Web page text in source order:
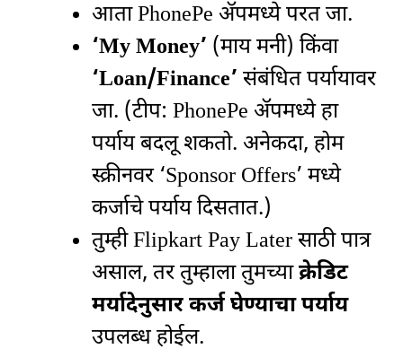
आता PhonePe ॲपमध्ये परत जा.
‘My Money’ (माय मनी) किंवा
‘Loan/Finance’ संबंधित पर्यायावर
जा. (टीप: PhonePe ॲपमध्ये हा
पर्याय बदलू शकतो. अनेकदा, होम
स्क्रीनवर ‘Sponsor Offers’ मध्ये
कर्जाचे पर्याय दिसतात.)
तुम्ही Flipkart Pay Later साठी पात्र
असाल, तर तुम्हाला तुमच्याक्रेडिट
मर्यादेनुसार कर्ज घेण्याचा पर्याय
उपलब्ध होईल.